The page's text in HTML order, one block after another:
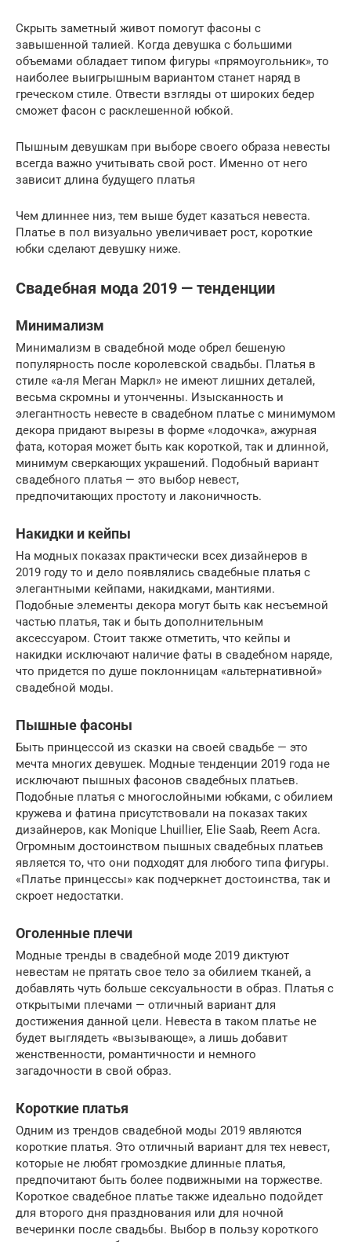
Скрыть заметный живот помогут фасоны с
завышенной талией. Когда девушка с большими
объемами обладает типом фигуры «прямоугольник», то
наиболее выигрышным вариантом станет наряд в
греческом стиле. Отвести взгляды от широких бедер
сможет фасон с расклешенной юбкой.
Пышным девушкам при выборе своего образа невесты
всегда важно учитывать свой рост. Именно от него
зависит длина будущего платья
Чем длиннее низ, тем выше будет казаться невеста.
Платье в пол визуально увеличивает рост, короткие
юбки сделают девушку ниже.
Свадебная мода 2019 — тенденции
Минимализм
Минимализм в свадебной моде обрел бешеную
популярность после королевской свадьбы. Платья в
стиле «а-ля Меган Маркл» не имеют лишних деталей,
весьма скромны и утонченны. Изысканность и
элегантность невесте в свадебном платье с минимумом
декора придают вырезы в форме «лодочка», ажурная
фата, которая может быть как короткой, так и длинной,
минимум сверкающих украшений. Подобный вариант
свадебного платья — это выбор невест,
предпочитающих простоту и лаконичность.
Накидки и кейпы
На модных показах практически всех дизайнеров в
2019 году то и дело появлялись свадебные платья с
элегантными кейпами, накидками, мантиями.
Подобные элементы декора могут быть как несъемной
частью платья, так и быть дополнительным
аксессуаром. Стоит также отметить, что кейпы и
накидки исключают наличие фаты в свадебном наряде,
что придется по душе поклонницам «альтернативной»
свадебной моды.
Пышные фасоны
Быть принцессой из сказки на своей свадьбе — это
мечта многих девушек. Модные тенденции 2019 года не
исключают пышных фасонов свадебных платьев.
Подобные платья с многослойными юбками, с обилием
кружева и фатина присутствовали на показах таких
дизайнеров, как Monique Lhuillier, Elie Saab, Reem Acra.
Огромным достоинством пышных свадебных платьев
является то, что они подходят для любого типа фигуры.
«Платье принцессы» как подчеркнет достоинства, так и
скроет недостатки.
Оголенные плечи
Модные тренды в свадебной моде 2019 диктуют
невестам не прятать свое тело за обилием тканей, а
добавлять чуть больше сексуальности в образ. Платья с
открытыми плечами — отличный вариант для
достижения данной цели. Невеста в таком платье не
будет выглядеть «вызывающе», а лишь добавит
женственности, романтичности и немного
загадочности в свой образ.
Короткие платья
Одним из трендов свадебной моды 2019 являются
короткие платья. Это отличный вариант для тех невест,
которые не любят громоздкие длинные платья,
предпочитают быть более подвижными на торжестве.
Короткое свадебное платье также идеально подойдет
для второго дня празднования или для ночной
вечеринки после свадьбы. Выбор в пользу короткого